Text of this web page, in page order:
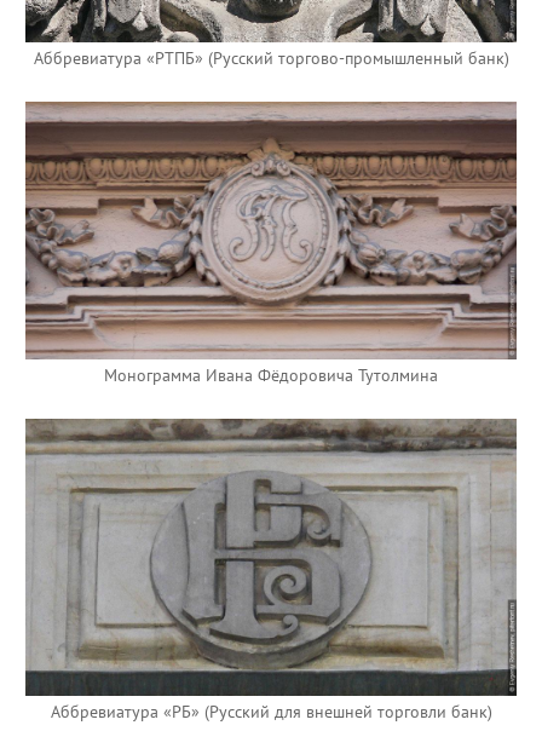
Аббревиатура «РТПБ» (Русский торгово-промышленный банк)
Монограмма Ивана Фёдоровича Тутолмина
Аббревиатура «РБ» (Русский для внешней торговли банк)